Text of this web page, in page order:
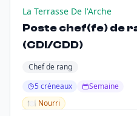
La Terrasse De l'Arche
Poste chef(fe) de
(CDI/CDD)
Chef de rang
5 créneaux
Semaine
🍽️ Nourri